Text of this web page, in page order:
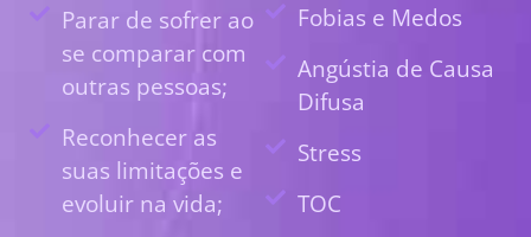
Parar de sofrer ao
se comparar com
outras pessoas;
Reconhecer as
suas limitações e
evoluir na vida;
Fobias e Medos
Angústia de Causa
Difusa
Stress
TOC